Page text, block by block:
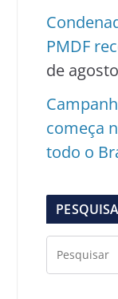
PMDF
de
começa
todo o